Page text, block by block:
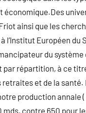
économique.Des
ainsi que les
l’Institut Européen du
du système
par répartition, à ce
retraites et de la santé.
production annale (
mds, contre 650 pour